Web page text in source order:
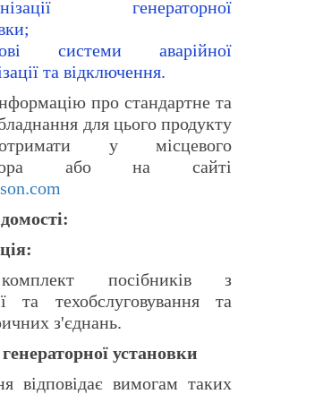
генераторної
системи аварійної
та відключення.
про стандартне та
для цього продукту
у місцевого
або на сайті
посібників з
та техобслуговування та
з'єднань.
установки
відповідає вимогам таких